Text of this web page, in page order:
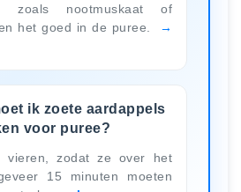
zoals nootmuskaat of
het goed in de puree.
ik zoete aardappels
voor puree?
zodat ze over het
15 minuten moeten